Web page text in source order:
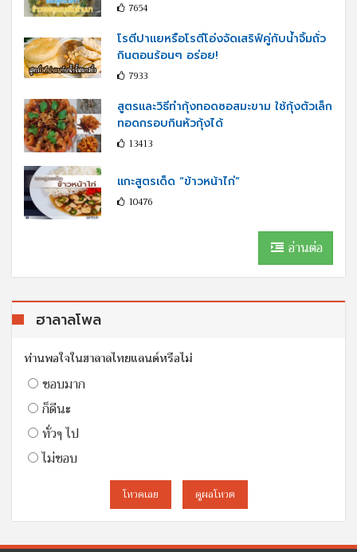
7654
โรตีปาแยหรือโรตีโอ่งจัดเสริฟ์คู่กับนํ้าจิ้มถั่ว
กินตอนร้อนๆ อร่อย!
7933
สูตรและวิธีทำกุ้งทอดซอสมะขาม ใช้กุ้งตัวเล็ก
ทอดกรอบกินหัวกุ้งได้
13413
แกะสูตรเด็ด “ข้าวหน้าไก่”
10476
อ่านต่อ
ฮาลาลโพล
ท่านพอใจในฮาลาลไทยแลนด์หรือไม่
ชอบมาก
ก็ดีนะ
ทั่วๆ ไป
ไม่ชอบ
โหวดเลย ดูผลโหวต